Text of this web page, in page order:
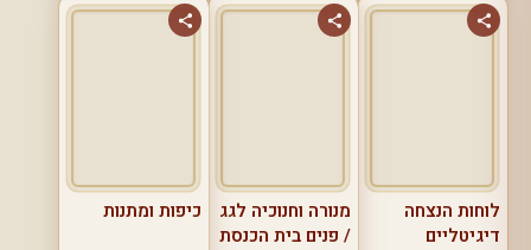
לוחות הנצחה
דיגיטליים
מנורה וחנוכיה לגג
/ פנים בית הכנסת
כיפות ומתנות